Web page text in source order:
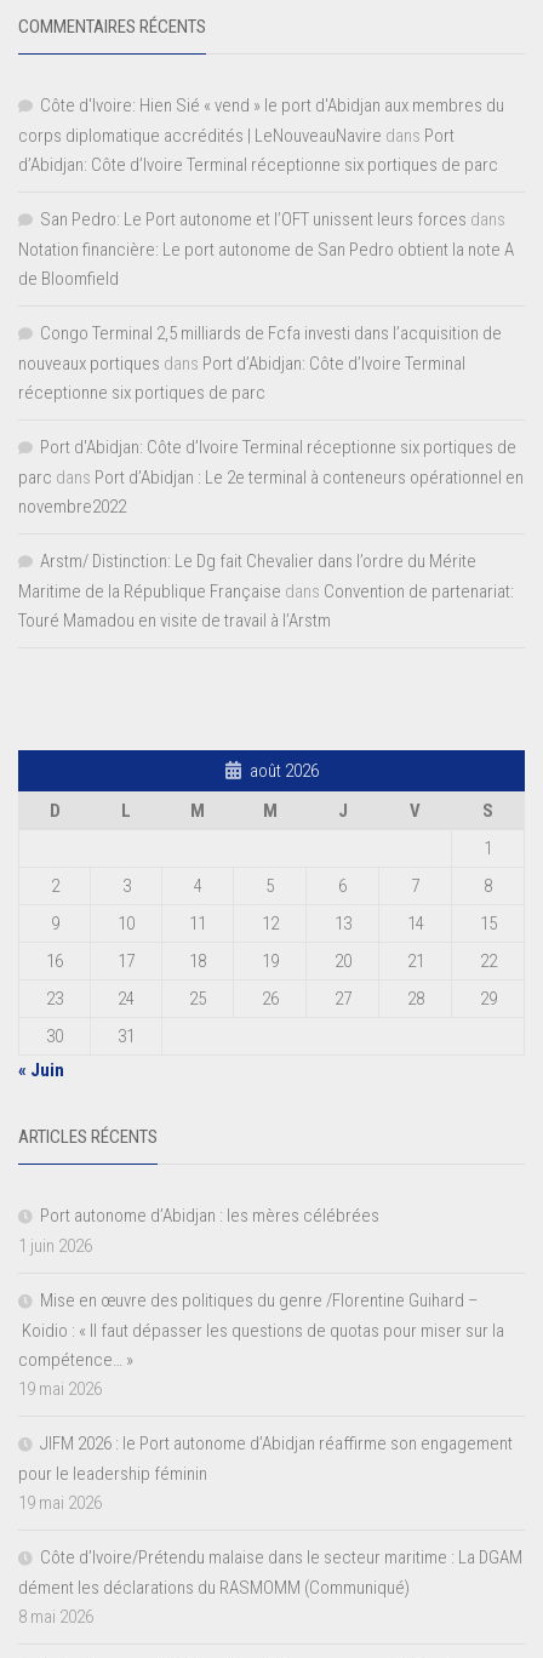
COMMENTAIRES RÉCENTS
Côte d'Ivoire: Hien Sié « vend » le port d'Abidjan aux membres du
corps diplomatique accrédités | LeNouveauNavire dans Port
d’Abidjan: Côte d’Ivoire Terminal réceptionne six portiques de parc
San Pedro: Le Port autonome et l’OFT unissent leurs forces dans
Notation financière: Le port autonome de San Pedro obtient la note A
de Bloomfield
Congo Terminal 2,5 milliards de Fcfa investi dans l’acquisition de
nouveaux portiques dans Port d’Abidjan: Côte d’Ivoire Terminal
réceptionne six portiques de parc
Port d'Abidjan: Côte d’Ivoire Terminal réceptionne six portiques de
parc dans Port d’Abidjan : Le 2e terminal à conteneurs opérationnel en
novembre2022
Arstm/ Distinction: Le Dg fait Chevalier dans l’ordre du Mérite
Maritime de la République Française dans Convention de partenariat:
Touré Mamadou en visite de travail à l’Arstm
août 2026
D
L M M J V
S
1
2
3 4 5 6 7
8
9
10 11 12 13 14
15
16
17 18 19 20 21
22
23
24 25 26 27 28
29
30
31
« Juin
ARTICLES RÉCENTS
Port autonome d’Abidjan : les mères célébrées
1 juin 2026
Mise en œuvre des politiques du genre /Florentine Guihard –
Koidio : « Il faut dépasser les questions de quotas pour miser sur la
compétence… »
19 mai 2026
JIFM 2026 : le Port autonome d’Abidjan réaffirme son engagement
pour le leadership féminin
19 mai 2026
Côte d’Ivoire/Prétendu malaise dans le secteur maritime : La DGAM
dément les déclarations du RASMOMM (Communiqué)
8 mai 2026